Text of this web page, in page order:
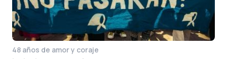
48 años de amor y coraje